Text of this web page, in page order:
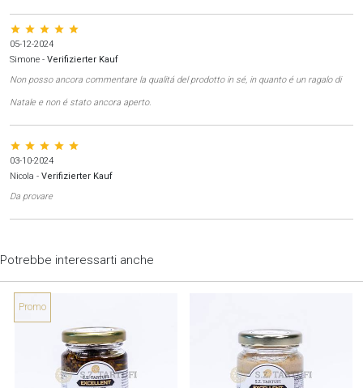
star star star star star
05-12-2024
Simone - Verifizierter Kauf
Non posso ancora commentare la qualitá del prodotto in sé, in quanto é un ragalo di
Natale e non é stato ancora aperto.
star star star star star
03-10-2024
Nicola - Verifizierter Kauf
Da provare
Potrebbe interessarti anche
Promo